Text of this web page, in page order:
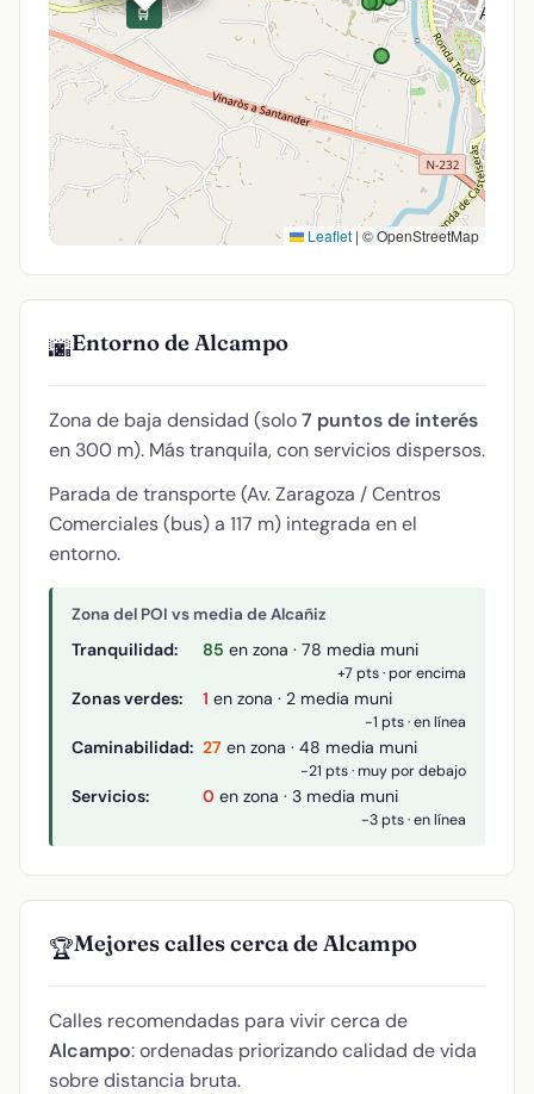
🛒
Leaflet | © OpenStreetMap
🌆Entorno de Alcampo
Zona de baja densidad (solo7 puntos de interés
en 300 m). Más tranquila, con servicios dispersos.
Parada de transporte (Av. Zaragoza / Centros
Comerciales (bus) a 117 m) integrada en el
entorno.
Zona del POI vs media de Alcañiz
Tranquilidad: 85 en zona · 78 media muni
+7 pts · por encima
Zonas verdes: 1 en zona · 2 media muni
-1 pts · en línea
Caminabilidad: 27 en zona · 48 media muni
-21 pts · muy por debajo
Servicios: 0 en zona · 3 media muni
-3 pts · en línea
🏆Mejores calles cerca de Alcampo
Calles recomendadas para vivir cerca de
Alcampo: ordenadas priorizando calidad de vida
sobre distancia bruta.